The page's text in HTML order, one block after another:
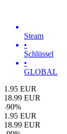
Steam
•
Schlüssel
•
GLOBAL
1.95 EUR
18.99 EUR
-90%
1.95 EUR
18.99 EUR